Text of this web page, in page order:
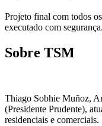
Projeto final com todos
executado com segurança.
Sobre TSM
Thiago Sobhie Muñoz,
(Presidente Prudente),
residenciais e comerciais.